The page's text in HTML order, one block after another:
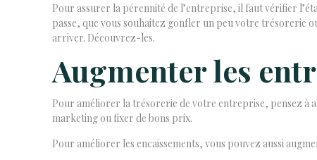
Pour assurer la pérennité de l’entreprise, il faut vérifier
passe, que vous souhaitez gonfler un peu votre trésorerie
arriver. Découvrez-les.
Augmenter les
Pour améliorer la trésorerie de votre entreprise, pensez à
marketing ou fixer de bons prix.
Pour améliorer les encaissements, vous pouvez aussi